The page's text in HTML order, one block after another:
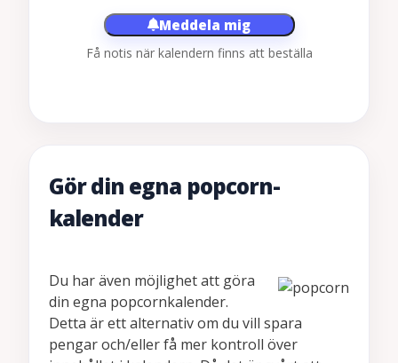
Meddela mig
Få notis när kalendern finns att beställa
Gör din egna popcorn-
kalender
Du har även möjlighet att göra
din egna popcornkalender.
Detta är ett alternativ om du vill spara
pengar och/eller få mer kontroll över